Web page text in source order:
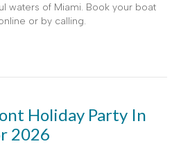
waters of Miami. Book your boat
or by calling.
Holiday Party In
2026